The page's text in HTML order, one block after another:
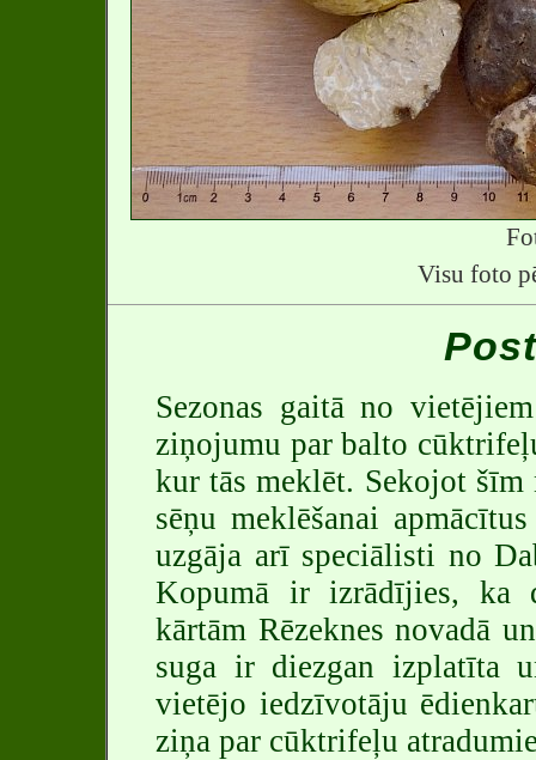
Visu foto
Sezonas gaitā no
ziņojumu par balto
kur tās meklēt. Sekojot šīm
sēņu meklēšanai
uzgāja arī speciālisti no
Kopumā ir izrādījies, ka
kārtām Rēzeknes novadā
suga ir diezgan izplatīta
vietējo iedzīvotāju
ziņa par cūktrifeļu